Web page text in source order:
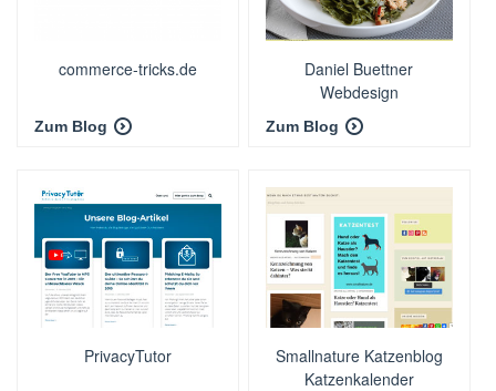
commerce-tricks.de
Zum Blog
Daniel Buettner
Webdesign
Zum Blog
PrivacyTutor
Smallnature Katzenblog
Katzenkalender